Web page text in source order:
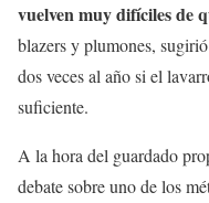
vuelven muy difíciles de
blazers y plumones,
dos veces al año si el
suficiente.
A la hora del guardado
debate sobre uno de los